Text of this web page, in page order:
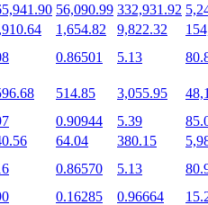
için esnek staking
56,090.99 332,931.92
1,654.82 9,822.32
0.86501 5.13
514.85 3,055.95
0.90944 5.39
64.04 380.15
0.86570 5.13
0.16285 0.96664